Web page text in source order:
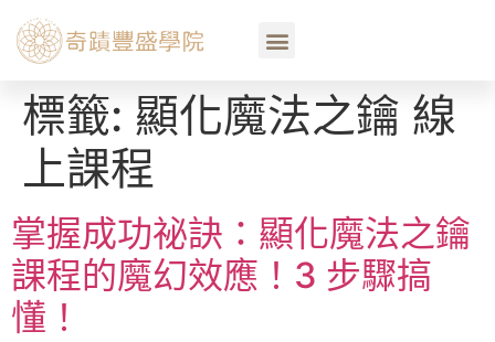
標籤: 顯化魔法之鑰 線
上課程
掌握成功祕訣：顯化魔法之鑰
課程的魔幻效應！3 步驟搞
懂！